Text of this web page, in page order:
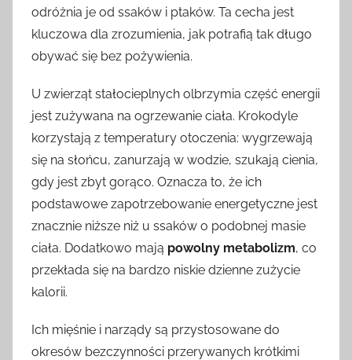
odróżnia je od ssaków i ptaków. Ta cecha jest
kluczowa dla zrozumienia, jak potrafią tak długo
obywać się bez pożywienia.
U zwierząt stałocieplnych olbrzymia część energii
jest zużywana na ogrzewanie ciała. Krokodyle
korzystają z temperatury otoczenia: wygrzewają
się na słońcu, zanurzają w wodzie, szukają cienia,
gdy jest zbyt gorąco. Oznacza to, że ich
podstawowe zapotrzebowanie energetyczne jest
znacznie niższe niż u ssaków o podobnej masie
ciała. Dodatkowo mają powolny metabolizm, co
przekłada się na bardzo niskie dzienne zużycie
kalorii.
Ich mięśnie i narządy są przystosowane do
okresów bezczynności przerywanych krótkimi